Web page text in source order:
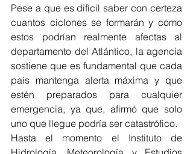
Pese a que es difícil saber con certeza
cuantos ciclones se formarán y como
estos podrían realmente afectas al
departamento del Atlántico, la agencia
sostiene que es fundamental que cada
país mantenga alerta máxima y que
estén preparados para cualquier
emergencia, ya que, afirmó que solo
uno que llegue podría ser catastrófico.
Hasta el momento el Instituto de